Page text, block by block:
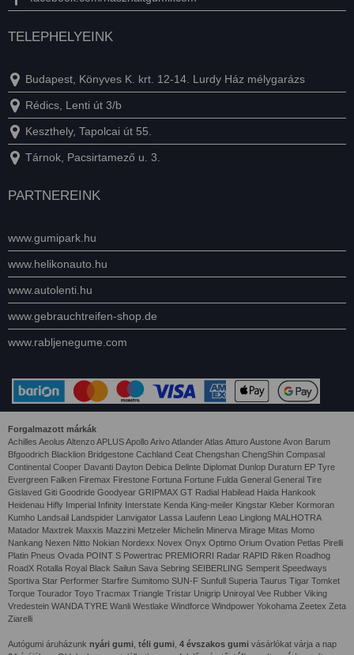
TELEPHELYEINK
Budapest, Könyves K. krt. 12-14. Lurdy Ház mélygarázs
Rédics, Lenti út 3/b
Keszthely, Tapolcai út 55.
Tárnok, Pacsirtamező u. 3.
PARTNEREINK
www.gumipark.hu
www.helikonauto.hu
www.autolenti.hu
www.gebrauchtreifen-shop.de
www.rabljenegume.com
Forgalmazott márkák
Achilles Aeolus Altenzo APLUS Apollo Arivo Atlander Atlas Atturo Austone Avon Barum
Bfgoodrich Blacklion Bridgestone Cachland Ceat Chengshan ChengShin Compasal
Continental Cooper Davanti Dayton Debica Delinte Diplomat Dunlop Duraturn EP Tyre
Evergreen Falken Firemax Firestone Fortuna Fortune Fulda General General Tire
Gislaved Giti Goodride Goodyear GRIPMAX GT Radial Habilead Haida Hankook
Heidenau Hifly Imperial Infinity Interstate Kenda King-meiler Kingstar Kleber Kormoran
Kumho Landsail Landspider Lanvigator Lassa Laufenn Leao Linglong MALHOTRA
Matador Maxtrek Maxxis Mazzini Metzeler Michelin Minerva Mirage Mitas Momo
Nankang Nexen Nitto Nokian Nordexx Novex Onyx Optimo Orium Ovation Petlas Pirelli
Platin Pneus Ovada POINT S Powertrac PREMIORRI Radar RAPID Riken Roadhog
RoadX Rotalla Royal Black Sailun Sava Sebring SEIBERLING Semperit Speedways
Sportiva Star Performer Starfire Sumitomo SUN-F Sunfull Superia Taurus Tigar Tomket
Torque Tourador Toyo Tracmax Triangle Tristar Unigrip Uniroyal Vee Rubber Viking
Vredestein WANDA TYRE Wanli Westlake Windforce Windpower Yokohama Zeetex Zeta
Ziarelli
Autógumi áruházunk nyári gumi, téli gumi, 4 évszakos gumi vásárlókat várja a nap